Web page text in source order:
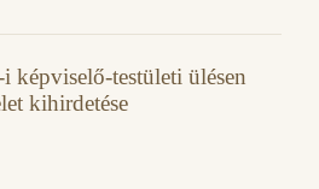
képviselő-testületi ülésen
kihirdetése